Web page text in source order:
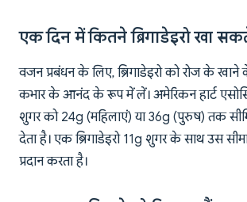
एक दिन में कितने ब्रिगाडेइरो खा
वजन प्रबंधन के लिए, ब्रिगाडेइरो को रोज के
कभार के आनंद के रूप में लें। अमेरिकन हार्ट
शुगर को 24g (महिलाएं) या 36g (पुरुष) तक
देता है। एक ब्रिगाडेइरो 11g शुगर के साथ उस
प्रदान करता है।